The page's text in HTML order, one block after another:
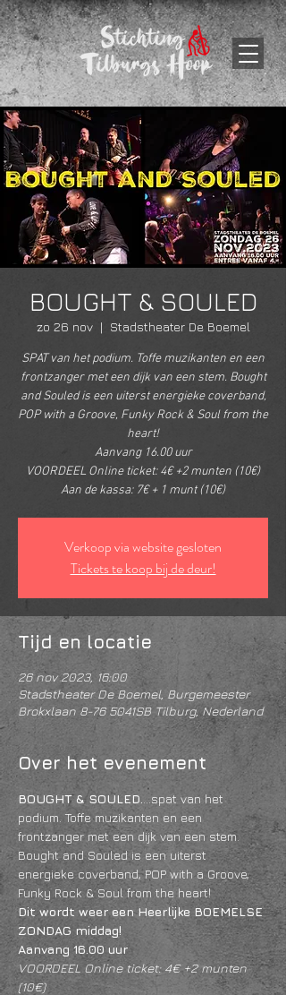
BOUGHT & SOULED
zo 26 nov
  |
Stadstheater De Boemel
SPAT van het podium. Toffe muzikanten en een
frontzanger met een dijk van een stem. Bought
and Souled is een uiterst energieke coverband,
POP with a Groove, Funky Rock & Soul from the
heart!
Aanvang 16.00 uur
VOORDEEL Online ticket: 4€ +2 munten (10€)
Aan de kassa: 7€ + 1 munt (10€)
Verkoop via website gesloten
Tickets te koop bij de deur!
Tijd en locatie
26 nov 2023, 16:00
Stadstheater De Boemel, Burgemeester
Brokxlaan 8-76 5041SB Tilburg, Nederland
Over het evenement
BOUGHT & SOULED. ...spat van het
podium. Toffe muzikanten en een
frontzanger met een dijk van een stem.
Bought and Souled is een uiterst
energieke coverband, POP with a Groove,
Funky Rock & Soul from the heart!
Dit wordt weer een Heerlijke BOEMELSE
ZONDAG middag!
Aanvang 16.00 uur
VOORDEEL Online ticket: 4€ +2 munten
(10€)